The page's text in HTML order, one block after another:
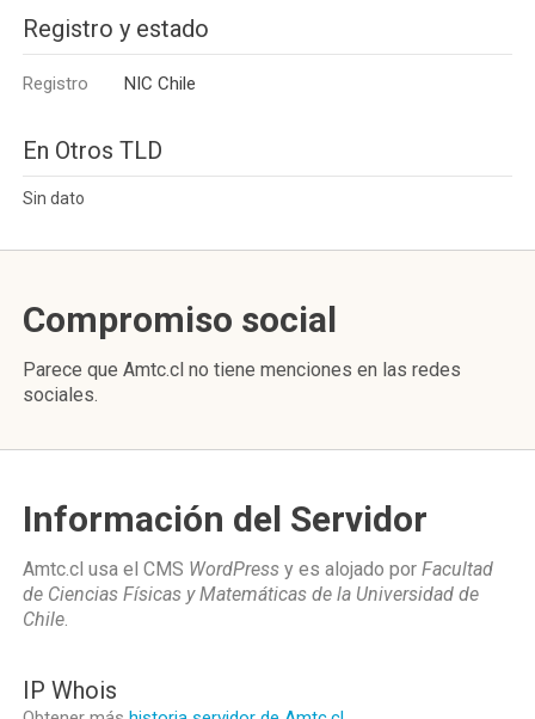
Registro y estado
Registro NIC Chile
En Otros TLD
Sin dato
Compromiso social
Parece que Amtc.cl no tiene menciones en las redes
sociales.
Información del Servidor
Amtc.cl usa el CMS WordPress y es alojado por Facultad
de Ciencias Físicas y Matemáticas de la Universidad de
Chile.
IP Whois